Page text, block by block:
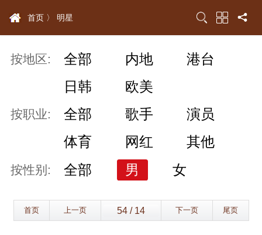
首页 〉 明星
按地区: 全部 内地
港台
日韩
欧美
按职业: 全部 歌手
演员
体育
网红 其他
按性别: 全部 男 女
首页 上一页 下一页 尾页